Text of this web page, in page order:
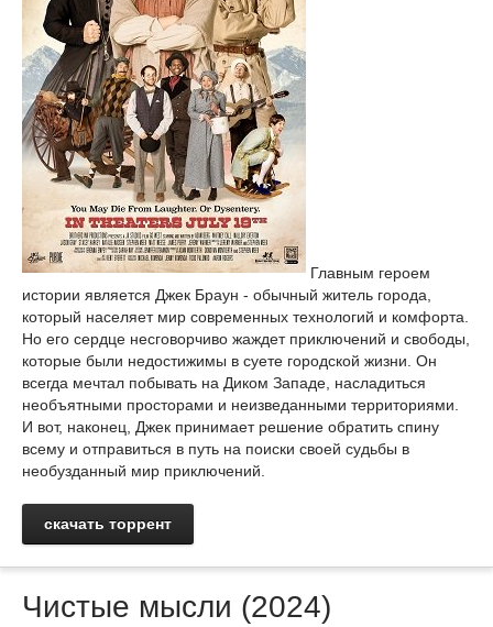
Главным героем
истории является Джек Браун - обычный житель города,
который населяет мир современных технологий и комфорта.
Но его сердце несговорчиво жаждет приключений и свободы,
которые были недостижимы в суете городской жизни. Он
всегда мечтал побывать на Диком Западе, насладиться
необъятными просторами и неизведанными территориями.
И вот, наконец, Джек принимает решение обратить спину
всему и отправиться в путь на поиски своей судьбы в
необузданный мир приключений.
скачать торрент
Чистые мысли (2024)